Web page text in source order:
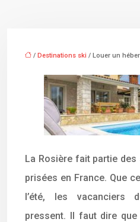
/ Destinations ski / Louer un
La Rosière fait partie
prisées en France. Que
l’été, les vacanciers
pressent. Il faut dire